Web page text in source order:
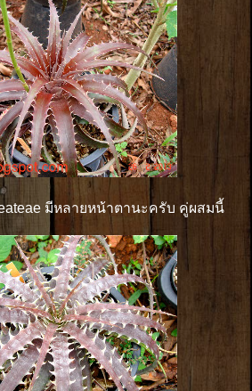
มีหลายหน้าตานะครับ คู่ผสมนี้